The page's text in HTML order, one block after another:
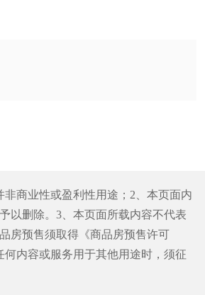
商业性或盈利性用途；2、本页面内
以删除。3、本页面所载内容不代表
房预售须取得《商品房预售许可
内容或服务用于其他用途时，须征